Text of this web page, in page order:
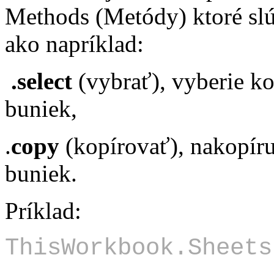
Methods (Metódy) ktoré
ako napríklad:
.select (vybrať), vyberie
buniek,
.copy (kopírovať),
buniek.
Príklad: